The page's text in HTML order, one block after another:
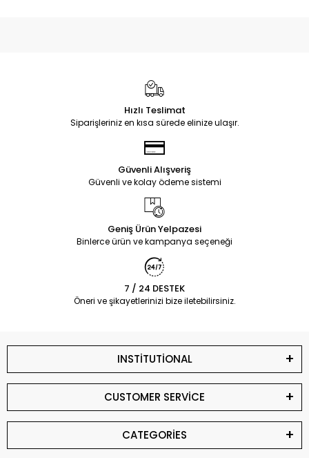
Hızlı Teslimat
Siparişleriniz en kısa sürede elinize ulaşır.
Güvenli Alışveriş
Güvenli ve kolay ödeme sistemi
Geniş Ürün Yelpazesi
Binlerce ürün ve kampanya seçeneği
7 / 24 DESTEK
Öneri ve şikayetlerinizi bize iletebilirsiniz.
INSTİTUTİONAL
CUSTOMER SERVİCE
CATEGORİES